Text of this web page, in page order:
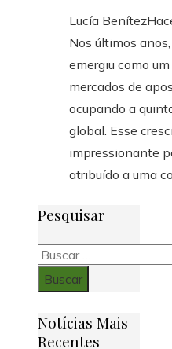
Lucía Benítez
Nos últimos
emergiu como
mercados de
ocupando a
global. Esse
impressionante
atribuído a uma
Pesquisar
Buscar:
Notícias Mais
Recentes